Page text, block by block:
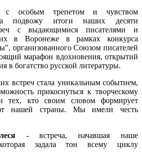
с особым трепетом и чувством
подвожу итоги наших десяти
с выдающимися писателями и
в Воронеже в рамках конкурса
организованного Союзом писателей
марафон вдохновения, открытий
в богатство русской литературы.
встреч стала уникальным событием,
прикоснуться к творческому
тех, кто своим словом формирует
нашей страны. Мы имели честь
- встреча, начавшая наше
задала тон всему циклу